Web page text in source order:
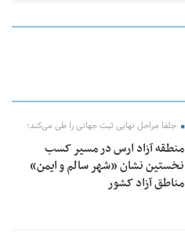
جلفا مراحل نهایی ثبت جهانی را طی می‌کند؛
منطقه آزاد ارس در مسیر کسب
نخستین نشان «شهر سالم و ایمن»
مناطق آزاد کشور